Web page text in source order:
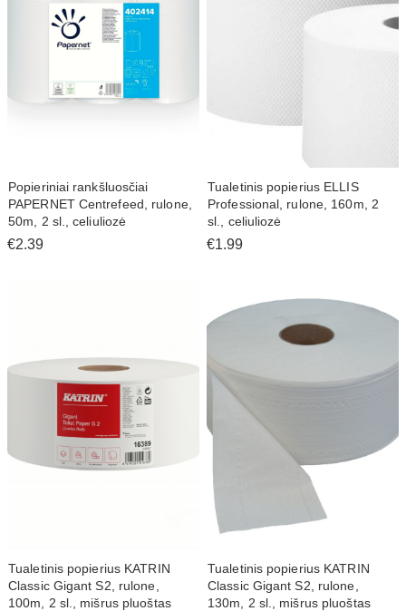
Popieriniai rankšluosčiai
PAPERNET Centrefeed, rulone,
50m, 2 sl., celiuliozė
€2.39
Tualetinis popierius ELLIS
Professional, rulone, 160m, 2
sl., celiuliozė
€1.99
Tualetinis popierius KATRIN
Classic Gigant S2, rulone,
100m, 2 sl., mišrus pluoštas
Tualetinis popierius KATRIN
Classic Gigant S2, rulone,
130m, 2 sl., mišrus pluoštas